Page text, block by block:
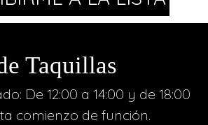
Taquillas
De 12:00 a 14:00 y de 18:00
comienzo de función.